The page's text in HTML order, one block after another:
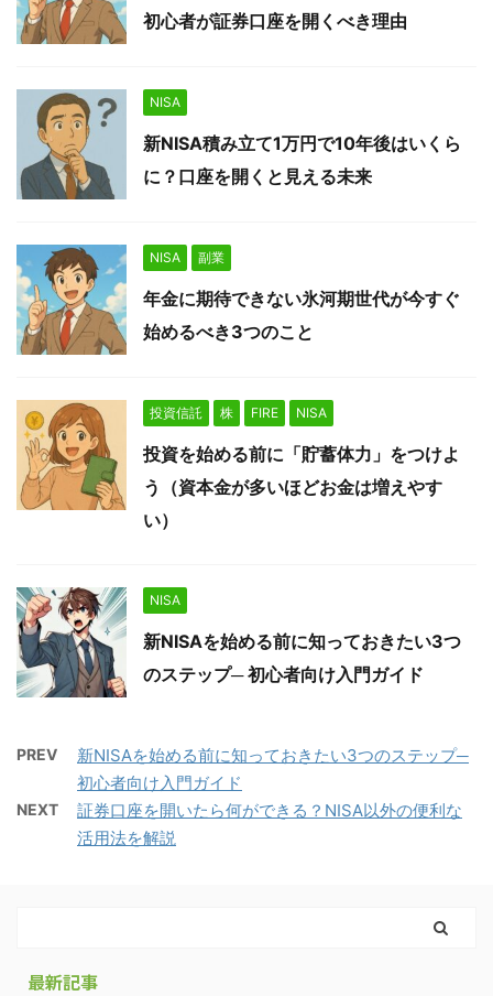
初心者が証券口座を開くべき理由
NISA
新NISA積み立て1万円で10年後はいくら
に？口座を開くと見える未来
NISA 副業
年金に期待できない氷河期世代が今すぐ
始めるべき3つのこと
投資信託 株 FIRE NISA
投資を始める前に「貯蓄体力」をつけよ
う（資本金が多いほどお金は増えやす
い）
NISA
新NISAを始める前に知っておきたい3つ
のステップ─ 初心者向け入門ガイド
PREV
新NISAを始める前に知っておきたい3つのステップ─
初心者向け入門ガイド
NEXT
証券口座を開いたら何ができる？NISA以外の便利な
活用法を解説
最新記事